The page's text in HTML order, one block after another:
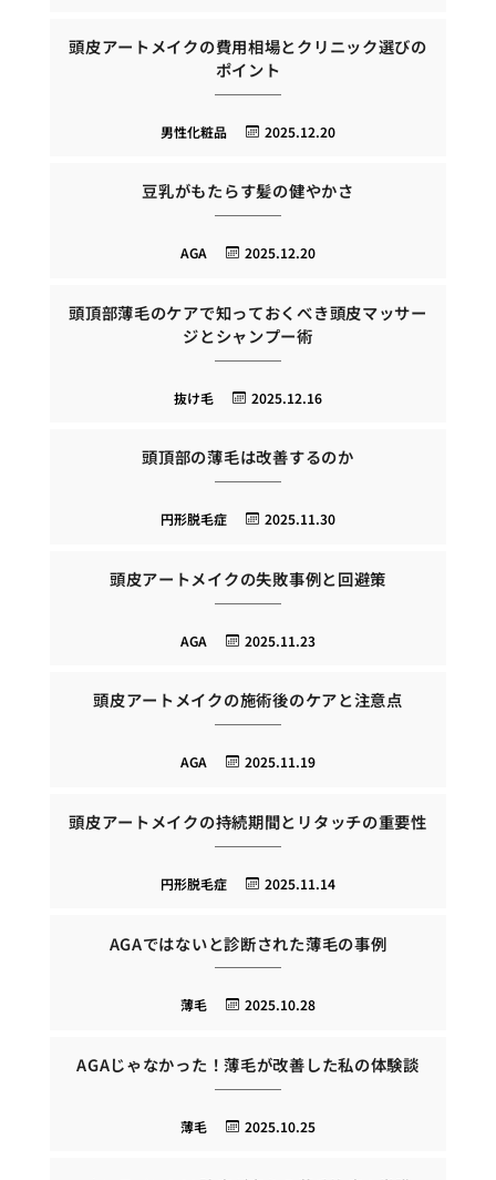
頭皮アートメイクの費用相場とクリニック選びの
ポイント
2025.12.20
男性化粧品
豆乳がもたらす髪の健やかさ
2025.12.20
AGA
頭頂部薄毛のケアで知っておくべき頭皮マッサー
ジとシャンプー術
2025.12.16
抜け毛
頭頂部の薄毛は改善するのか
2025.11.30
円形脱毛症
頭皮アートメイクの失敗事例と回避策
2025.11.23
AGA
頭皮アートメイクの施術後のケアと注意点
2025.11.19
AGA
頭皮アートメイクの持続期間とリタッチの重要性
2025.11.14
円形脱毛症
AGAではないと診断された薄毛の事例
2025.10.28
薄毛
AGAじゃなかった！薄毛が改善した私の体験談
2025.10.25
薄毛